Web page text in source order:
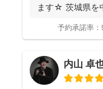
ます☆ 茨城県を
予約承諾率：
内山 卓